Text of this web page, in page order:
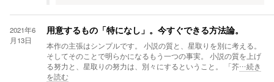
2021年6
月13日
用意するもの「特になし」。今すぐできる方法論。
本作の主張はシンプルです。 小説の質と、星取りを別に考える。
そしてそのことで明らかになるもう一つの事実。 小説の質を上げ
る努力と、星取りの努力は、別々にするということ。 「芥…続き
を読む